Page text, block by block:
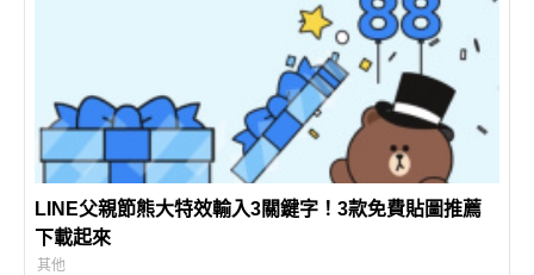
LINE父親節熊大特效輸入3關鍵字！3款免費貼圖推薦
下載起來
其他